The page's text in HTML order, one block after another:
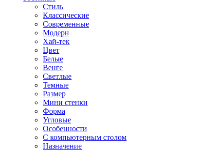
Стиль
Классические
Современные
Модерн
Хай-тек
Цвет
Белые
Венге
Светлые
Темные
Размер
Мини стенки
Форма
Угловые
Особенности
С компьютерным столом
Назначение